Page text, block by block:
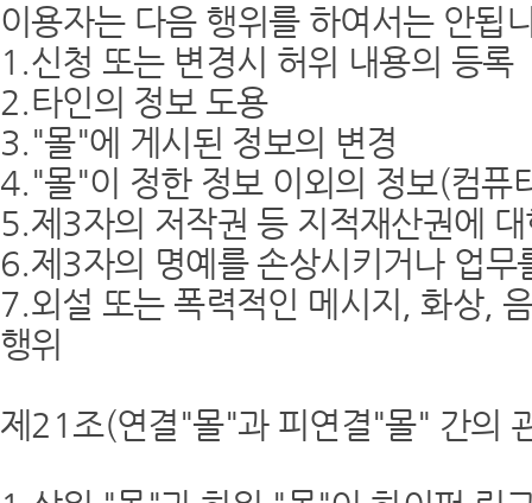
이용자는 다음 행위를 하여서는 안됩
1.신청 또는 변경시 허위 내용의 등록
2.타인의 정보 도용
3."몰"에 게시된 정보의 변경
4."몰"이 정한 정보 이외의 정보(컴퓨
5.제3자의 저작권 등 지적재산권에
6.제3자의 명예를 손상시키거나 업무
7.외설 또는 폭력적인 메시지, 화상,
행위
제21조(연결"몰"과 피연결"몰" 간의